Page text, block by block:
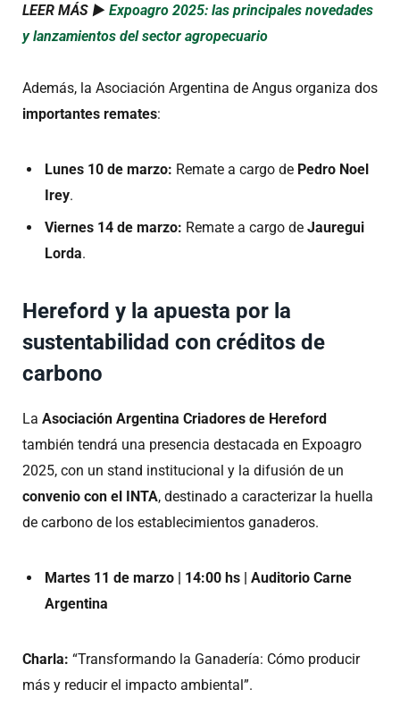
LEER MÁS ► Expoagro 2025: las principales novedades
y lanzamientos del sector agropecuario
Además, la Asociación Argentina de Angus organiza dos
importantes remates:
Lunes 10 de marzo: Remate a cargo de Pedro Noel
Irey.
Viernes 14 de marzo: Remate a cargo de Jauregui
Lorda.
Hereford y la apuesta por la
sustentabilidad con créditos de
carbono
La Asociación Argentina Criadores de Hereford
también tendrá una presencia destacada en Expoagro
2025, con un stand institucional y la difusión de un
convenio con el INTA, destinado a caracterizar la huella
de carbono de los establecimientos ganaderos.
Martes 11 de marzo | 14:00 hs | Auditorio Carne
Argentina
Charla: “Transformando la Ganadería: Cómo producir
más y reducir el impacto ambiental”.